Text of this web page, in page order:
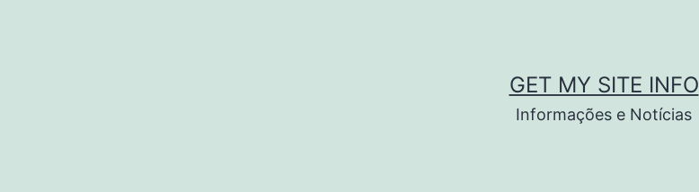
GET MY SITE INFO
Informações e Notícias